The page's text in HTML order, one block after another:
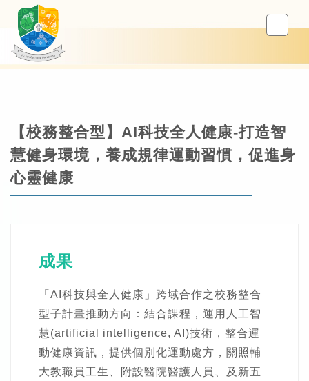
【校務整合型】AI科技全人健康-打造智
慧健身環境，養成規律運動習慣，促進身
心靈健康
成果
「AI科技與全人健康」跨域合作之校務整合
型子計畫推動方向：結合課程，運用人工智
慧(artificial intelligence, AI)技術，整合運
動健康資訊，提供個別化運動處方，關照輔
大教職員工生、附設醫院醫護人員、及新五